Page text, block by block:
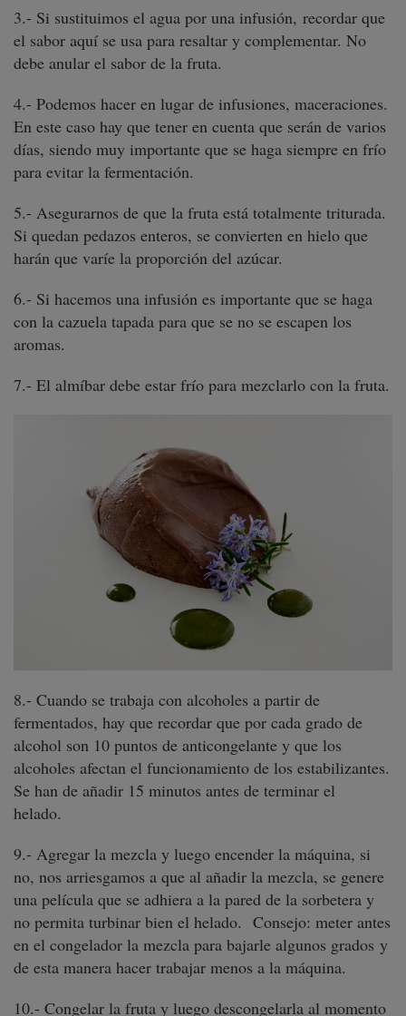
3.- Si sustituimos el agua por una infusión, recordar que
el sabor aquí se usa para resaltar y complementar. No
debe anular el sabor de la fruta.
4.- Podemos hacer en lugar de infusiones, maceraciones.
En este caso hay que tener en cuenta que serán de varios
días, siendo muy importante que se haga siempre en frío
para evitar la fermentación.
5.- Asegurarnos de que la fruta está totalmente triturada.
Si quedan pedazos enteros, se convierten en hielo que
harán que varíe la proporción del azúcar.
6.- Si hacemos una infusión es importante que se haga
con la cazuela tapada para que se no se escapen los
aromas.
7.- El almíbar debe estar frío para mezclarlo con la fruta.
8.- Cuando se trabaja con alcoholes a partir de
fermentados, hay que recordar que por cada grado de
alcohol son 10 puntos de anticongelante y que los
alcoholes afectan el funcionamiento de los estabilizantes.
Se han de añadir 15 minutos antes de terminar el
helado.
9.- Agregar la mezcla y luego encender la máquina, si
no, nos arriesgamos a que al añadir la mezcla, se genere
una película que se adhiera a la pared de la sorbetera y
no permita turbinar bien el helado. Consejo: meter antes
en el congelador la mezcla para bajarle algunos grados y
de esta manera hacer trabajar menos a la máquina.
10.- Congelar la fruta y luego descongelarla al momento